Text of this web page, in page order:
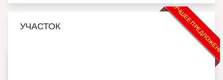
ЛУЧШЕЕ
УЧАСТОК